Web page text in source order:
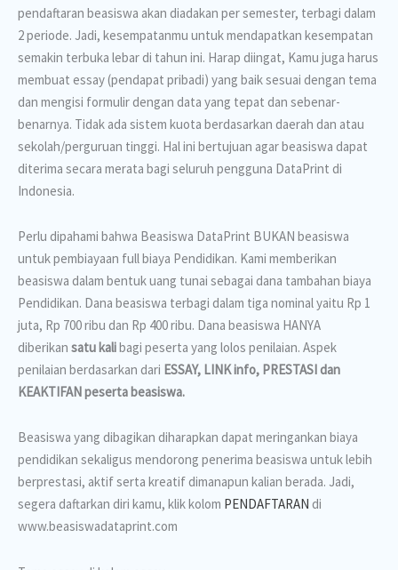
pendaftaran beasiswa akan diadakan per semester, terbagi dalam
2 periode. Jadi, kesempatanmu untuk mendapatkan kesempatan
semakin terbuka lebar di tahun ini. Harap diingat, Kamu juga harus
membuat essay (pendapat pribadi) yang baik sesuai dengan tema
dan mengisi formulir dengan data yang tepat dan sebenar-
benarnya. Tidak ada sistem kuota berdasarkan daerah dan atau
sekolah/perguruan tinggi. Hal ini bertujuan agar beasiswa dapat
diterima secara merata bagi seluruh pengguna DataPrint di
Indonesia.
Perlu dipahami bahwa Beasiswa DataPrint BUKAN beasiswa
untuk pembiayaan full biaya Pendidikan. Kami memberikan
beasiswa dalam bentuk uang tunai sebagai dana tambahan biaya
Pendidikan. Dana beasiswa terbagi dalam tiga nominal yaitu Rp 1
juta, Rp 700 ribu dan Rp 400 ribu. Dana beasiswa HANYA
diberikan satu kalibagi peserta yang lolos penilaian. Aspek
penilaian berdasarkan dari ESSAY, LINK info, PRESTASI dan
KEAKTIFAN peserta beasiswa.
Beasiswa yang dibagikan diharapkan dapat meringankan biaya
pendidikan sekaligus mendorong penerima beasiswa untuk lebih
berprestasi, aktif serta kreatif dimanapun kalian berada. Jadi,
segera daftarkan diri kamu, klik kolom PENDAFTARAN di
www.beasiswadataprint.com